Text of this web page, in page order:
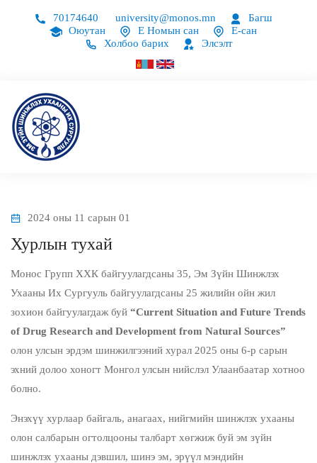
70174640 university@monos.mn
Багш
Оюутан
Е Номын сан
Е-сан
Холбоо барих
Элсэлт
2024 оны 11 сарын 01
Хурлын тухай
Монос Групп ХХК байгуулагдсаны 35, Эм Зүйн Шинжлэх
Ухааны Их Сургууль байгуулагдсаны 25 жилийн ойн жил
зохион байгуулагдаж буй “Current Situation and Future Trends
of Drug Research and Development from Natural Sources”
олон улсын эрдэм шинжилгээний хурал 2025 оны 6-р сарын
эхний долоо хоногт Монгол улсын нийслэл Улаанбаатар хотноо
болно.
Энэхүү хурлаар байгаль, анагаах, нийгмийн шинжлэх ухааны
олон салбарын огтолцооны талбарт хөгжиж буй эм зүйн
шинжлэх ухааны дэвшил, шинэ эм, эрүүл мэндийн